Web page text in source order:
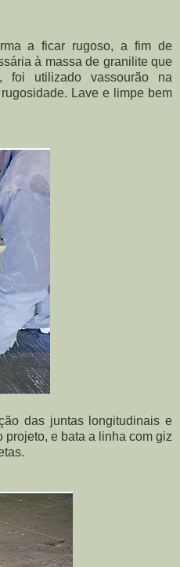
a ficar rugoso, a fim de
à massa de granilite que
foi utilizado vassourão na
Lave e limpe bem
das juntas longitudinais e
projeto, e bata a linha com giz